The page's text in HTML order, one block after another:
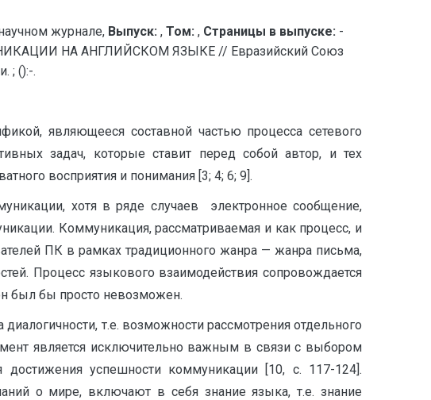
журнале, Выпуск: , Том: , Страницы в выпуске: -
НА АНГЛИЙСКОМ ЯЗЫКЕ // Евразийский Союз
; ():-.
являющееся составной частью процесса сетевого
задач, которые ставит перед собой автор, и тех
восприятия и понимания [3; 4; 6; 9].
хотя в ряде случаев электронное сообщение,
Коммуникация, рассматриваемая и как процесс, и
ПК в рамках традиционного жанра — жанра письма,
Процесс языкового взаимодействия сопровождается
был бы просто невозможен.
т.е. возможности рассмотрения отдельного
является исключительно важным в связи с выбором
успешности коммуникации [10, с. 117-124].
о мире, включают в себя знание языка, т.е. знание